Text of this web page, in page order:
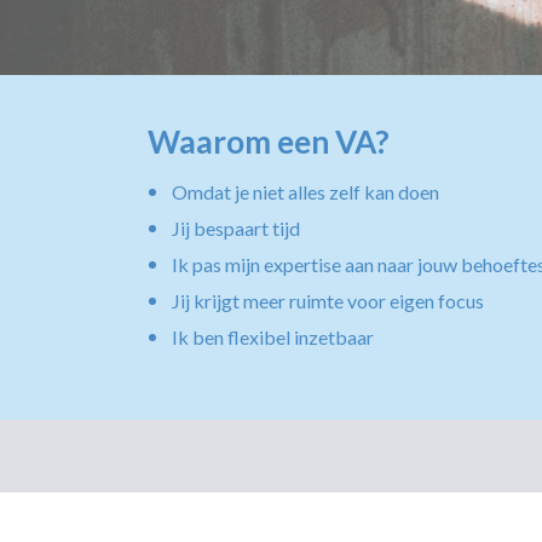
Waarom een VA?
Omdat je niet alles zelf kan doen
Jij bespaart tijd
Ik pas mijn expertise aan naar jouw
Jij krijgt meer ruimte voor eigen focus
Ik ben flexibel inzetbaar